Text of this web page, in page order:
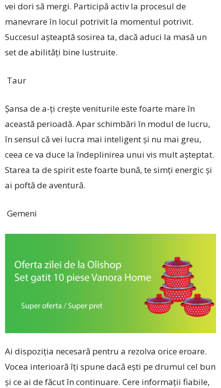
vei dori să mergi. Participă activ la procesul de
manevrare în locul potrivit la momentul potrivit.
Succesul așteaptă sosirea ta, dacă aduci la masă un
set de abilități bine lustruite.
Taur
Șansa de a-ți crește veniturile este foarte mare în
această perioadă. Apar schimbări în modul de lucru,
în sensul că vei lucra mai inteligent și nu mai greu,
ceea ce va duce la îndeplinirea unui vis mult așteptat.
Starea ta de spirit este foarte bună, te simți energic și
ai poftă de aventură.
Gemeni
Ai dispoziția necesară pentru a rezolva orice eroare.
Vocea interioară îți spune dacă ești pe drumul cel bun
și ce ai de făcut în continuare. Cere informații fiabile,